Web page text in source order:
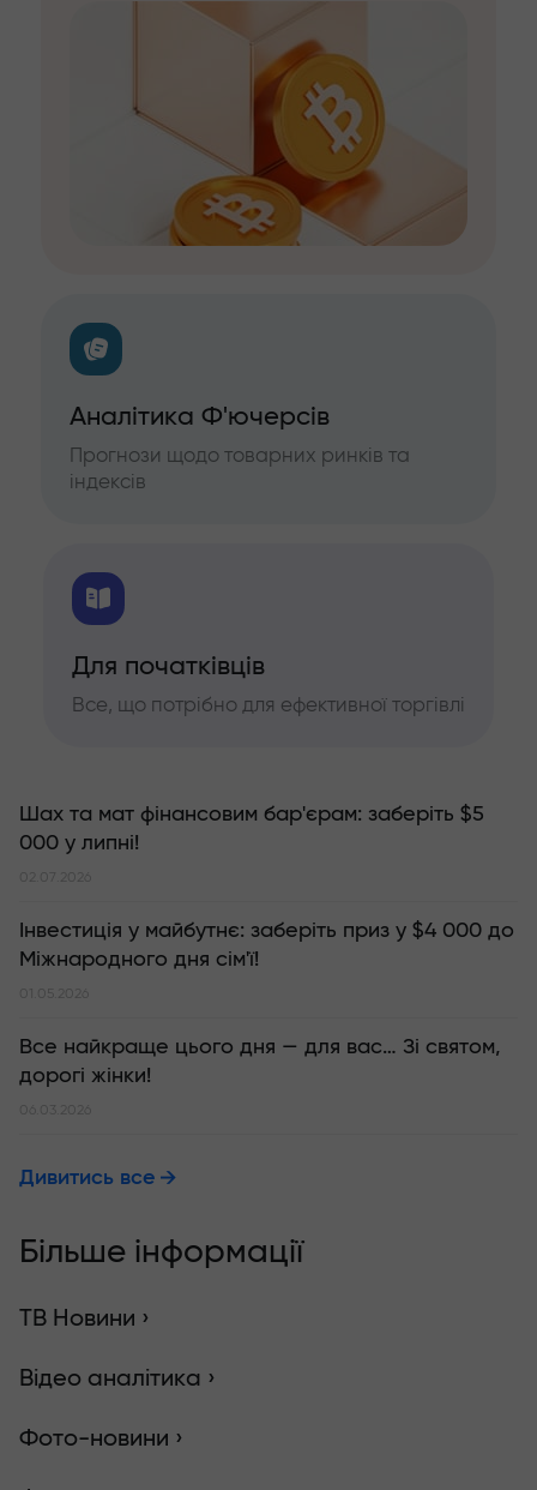
Аналітика Ф'ючерсів
Прогнози щодо товарних ринків та
індексів
Для початківців
Все, що потрібно для ефективної торгівлі
Шах та мат фінансовим бар'єрам: заберіть $5
000 у липні!
02.07.2026
Інвестиція у майбутнє: заберіть приз у $4 000 до
Міжнародного дня сім'ї!
01.05.2026
Все найкраще цього дня — для вас… Зі святом,
дорогі жінки!
06.03.2026
Дивитись все
Більше інформації
ТВ Новини ›
Відео аналітика ›
Фото-новини ›